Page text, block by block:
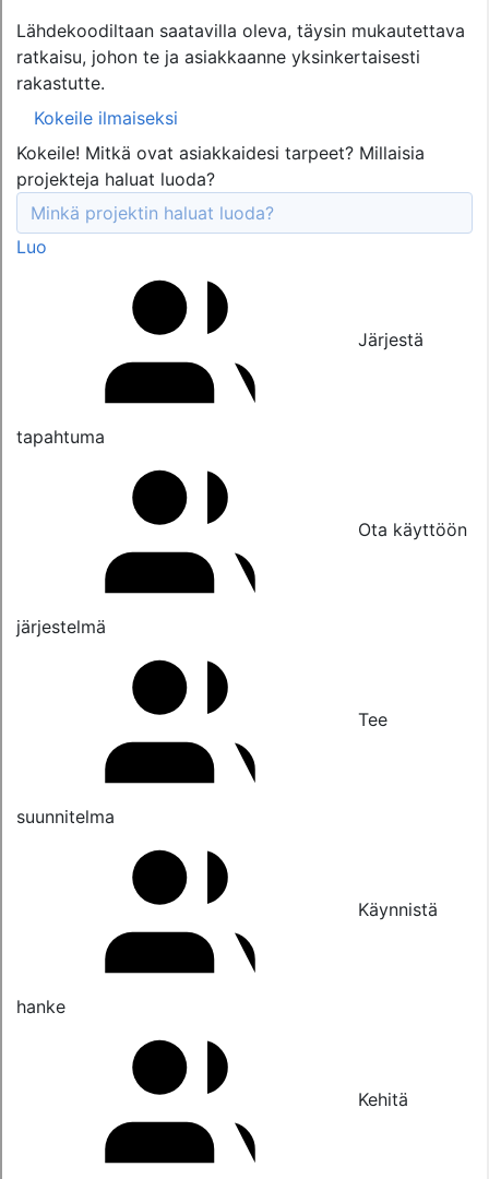
Lähdekoodiltaan saatavilla oleva, täysin mukautettava
ratkaisu, johon te ja asiakkaanne yksinkertaisesti
rakastutte.
Kokeile ilmaiseksi
Kokeile! Mitkä ovat asiakkaidesi tarpeet? Millaisia
projekteja haluat luoda?
Luo
Järjestä
tapahtuma
Ota käyttöön
järjestelmä
Tee
suunnitelma
Käynnistä
hanke
Kehitä